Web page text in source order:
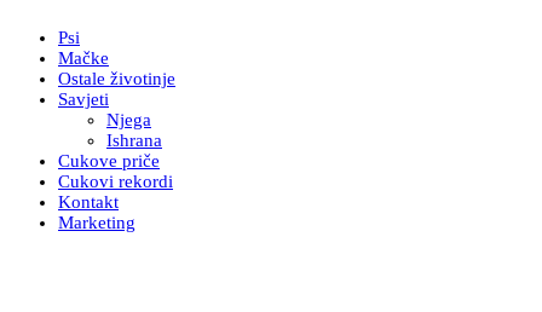
Psi
Mačke
Ostale životinje
Savjeti
Njega
Ishrana
Cukove priče
Cukovi rekordi
Kontakt
Marketing